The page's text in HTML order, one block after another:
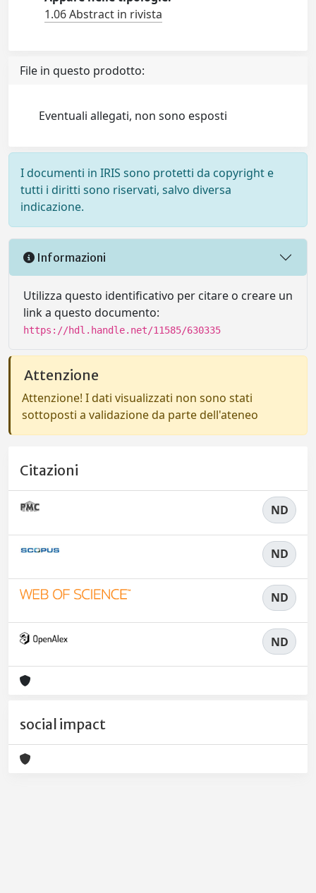
1.06 Abstract in rivista
File in questo prodotto:
Eventuali allegati, non sono esposti
I documenti in IRIS sono protetti da copyright e
tutti i diritti sono riservati, salvo diversa
indicazione.
Informazioni
Utilizza questo identificativo per citare o creare un
link a questo documento:
https://hdl.handle.net/11585/630335
Attenzione
Attenzione! I dati visualizzati non sono stati
sottoposti a validazione da parte dell'ateneo
Citazioni
ND
ND
ND
ND
social impact